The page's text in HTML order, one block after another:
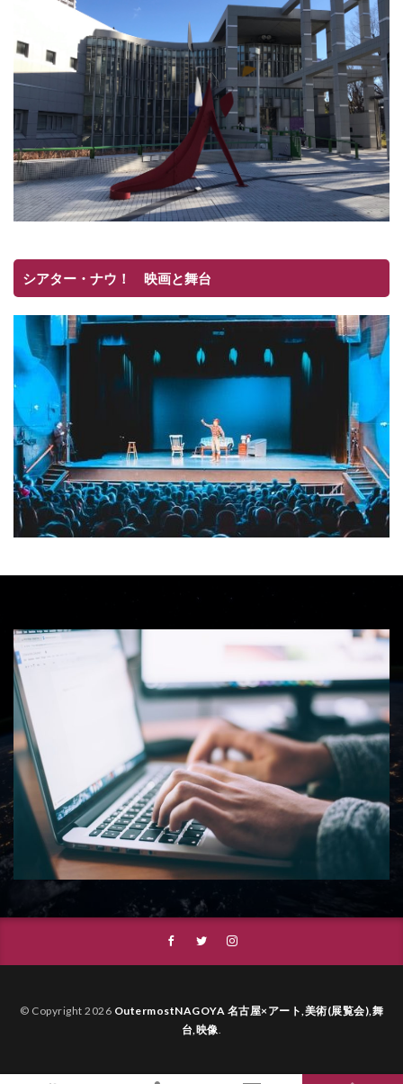
シアター・ナウ！ 映画と舞台
© Copyright 2026 OutermostNAGOYA 名古屋×アート,美術(展覧会),舞
台,映像.